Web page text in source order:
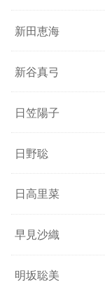
新田恵海
新谷真弓
日笠陽子
日野聡
日高里菜
早見沙織
明坂聡美